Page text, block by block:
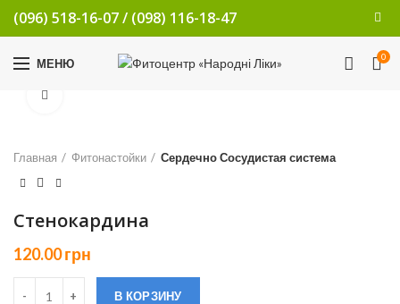
(096) 518-16-07/ (098) 116-18-47
МЕНЮ 0
Главная Фитонастойки Сердечно Сосудистая система
Стенокардина
120.00грн
В КОРЗИНУ